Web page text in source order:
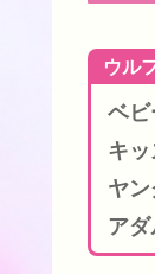
ウル
ベ
キ
ヤ
ア